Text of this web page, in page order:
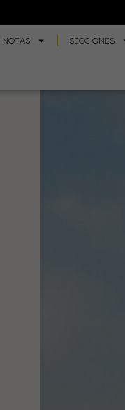
NOTAS SECCIONES